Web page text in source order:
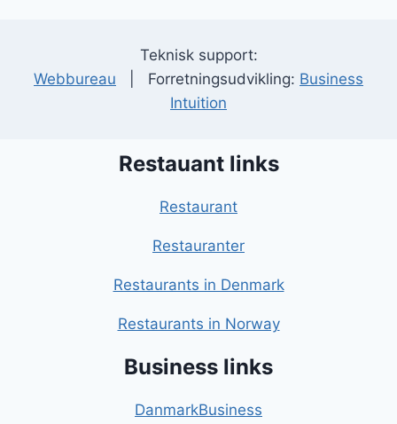
Teknisk support:
Webbureau | Forretningsudvikling: Business
Intuition
Restauant links
Restaurant
Restauranter
Restaurants in Denmark
Restaurants in Norway
Business links
DanmarkBusiness